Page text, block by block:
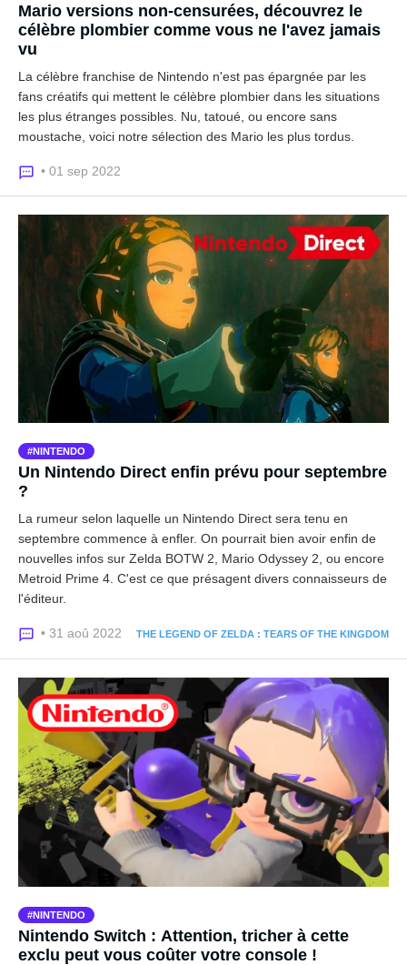
Mario versions non-censurées, découvrez le
célèbre plombier comme vous ne l'avez jamais
vu
La célèbre franchise de Nintendo n'est pas épargnée par les
fans créatifs qui mettent le célèbre plombier dans les situations
les plus étranges possibles. Nu, tatoué, ou encore sans
moustache, voici notre sélection des Mario les plus tordus.
• 01 sep 2022
NINTENDO
Un Nintendo Direct enfin prévu pour septembre
?
La rumeur selon laquelle un Nintendo Direct sera tenu en
septembre commence à enfler. On pourrait bien avoir enfin de
nouvelles infos sur Zelda BOTW 2, Mario Odyssey 2, ou encore
Metroid Prime 4. C'est ce que présagent divers connaisseurs de
l'éditeur.
• 31 aoû 2022 THE LEGEND OF ZELDA : TEARS OF THE KINGDOM
NINTENDO
Nintendo Switch : Attention, tricher à cette
exclu peut vous coûter votre console !